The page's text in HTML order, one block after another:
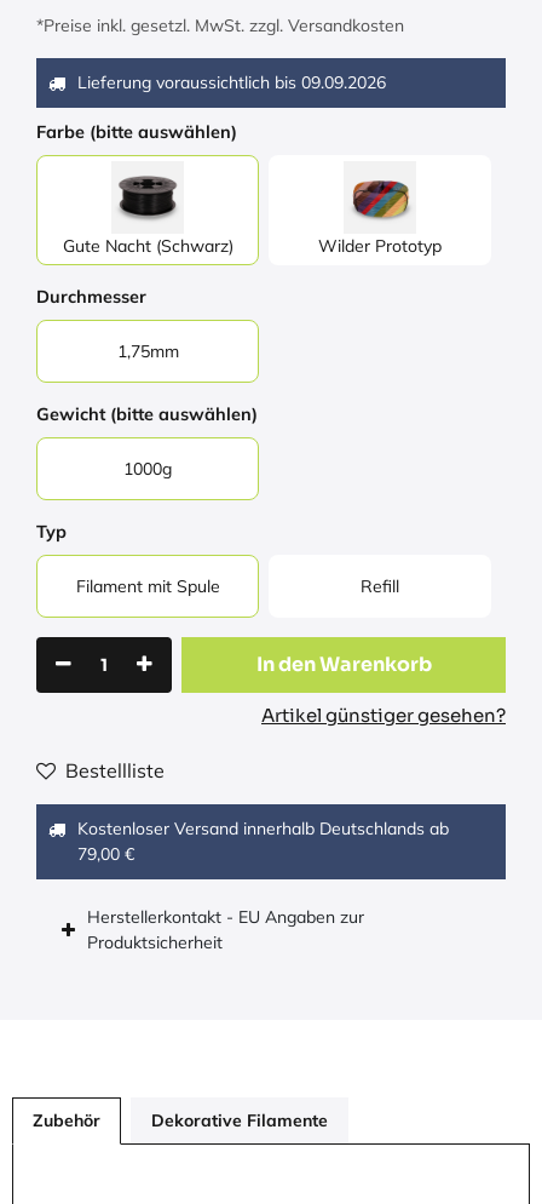
*Preise inkl. gesetzl. MwSt. zzgl. Versandkosten
Lieferung voraussichtlich bis 09.09.2026
Farbe (bitte auswählen)
Gute Nacht (Schwarz) Wilder Prototyp
Durchmesser
1,75mm
Gewicht (bitte auswählen)
1000g
Typ
Filament mit Spule Refill
In den Warenkorb
Artikel günstiger gesehen?
Bestellliste
Kostenloser Versand innerhalb Deutschlands ab
79,00 €
Herstellerkontakt - EU Angaben zur
Produktsicherheit
Zubehör Dekorative Filamente